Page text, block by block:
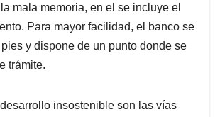
mala memoria, en el se incluye el
Para mayor facilidad, el banco se
y dispone de un punto donde se
trámite.
insostenible son las vías